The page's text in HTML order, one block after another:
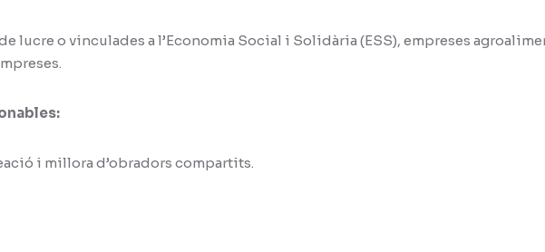
lucre o vinculades a l’Economia Social i Solidària (ESS), empreses
i millora d’obradors compartits.